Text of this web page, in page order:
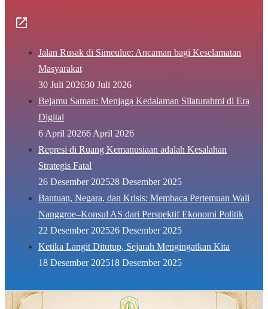
Jalan Rusak di Simeulue: Ancaman bagi Keselamatan
Masyarakat
30 Juli 202630 Juli 2026
Bejamu Saman: Menjaga Kedalaman Silaturahmi di Era
Digital
6 April 20266 April 2026
Represi di Ruang Kemanusiaan adalah Kesalahan
Strategis Fatal
26 Desember 202528 Desember 2025
Bantuan, Negara, dan Krisis: Membaca Pertemuan Wali
Nanggroe–Konsul AS dari Perspektif Ekonomi Politik
22 Desember 202526 Desember 2025
Ketika Langit Ditutup, Sejarah Mengingatkan Kita
18 Desember 202518 Desember 2025